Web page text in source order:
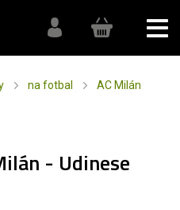
na fotbal AC Milán
- Udinese